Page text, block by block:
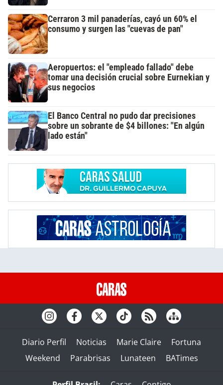
Cerraron 3 mil panaderías, cayó un 60% el
consumo y surgen las "cuevas de pan"
Aeropuertos: el "empleado fallado" debe
tomar una decisión crucial sobre Eurnekian y
sus negocios
El Banco Central no pudo dar precisiones
sobre un sobrante de $4 billones: "En algún
lado están"
Diario Perfil Noticias Marie Claire
Fortuna
Weekend
Parabrisas Lunateen BATimes